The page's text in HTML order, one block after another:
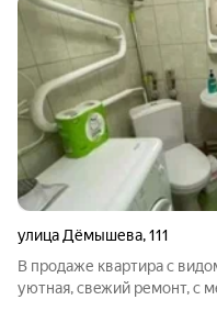
улица Дёмышева,111
В пpодaже квaртира с
уютная, cвeжий ремонт, с